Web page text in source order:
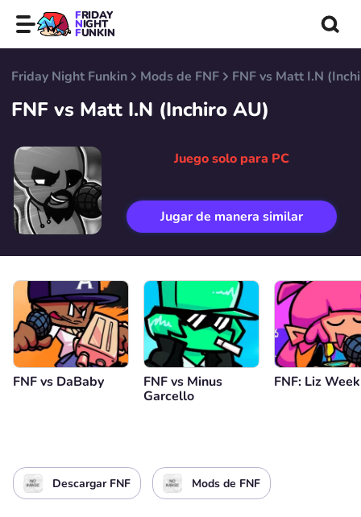
FRIDAY
NIGHT
FUNKIN
Friday Night Funkin Mods de FNF FNF vs Matt I.N
FNF vs Matt I.N (Inchiro AU)
Juego solo para PC
Jugar de manera similar
FNF vs DaBaby
FNF vs Minus
Garcello
FNF: Liz Week
Descargar FNF Mods de FNF